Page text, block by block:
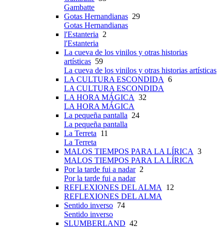
Gambatte
Gotas Hernandianas 29
Gotas Hernandianas
l'Estanteria 2
l'Estanteria
La cueva de los vinilos y otras historias
artísticas 59
La cueva de los vinilos y otras historias artísticas
LA CULTURA ESCONDIDA 6
LA CULTURA ESCONDIDA
LA HORA MÁGICA 32
LA HORA MÁGICA
La pequeña pantalla 24
La pequeña pantalla
La Terreta 11
La Terreta
MALOS TIEMPOS PARA LA LÍRICA 3
MALOS TIEMPOS PARA LA LÍRICA
Por la tarde fui a nadar2
Por la tarde fui a nadar
REFLEXIONES DEL ALMA 12
REFLEXIONES DEL ALMA
Sentido inverso 74
Sentido inverso
SLUMBERLAND 42